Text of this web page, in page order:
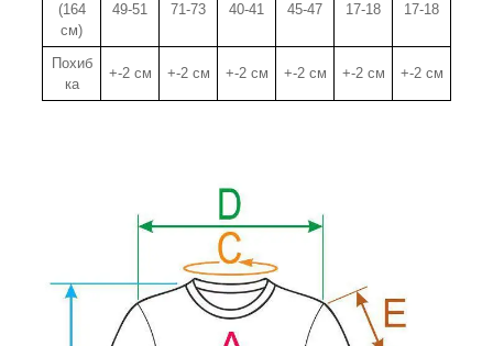
(164
см)
49-51 71-73 40-41 45-47 17-18 17-18
Похиб
ка
+-2 см +-2 см +-2 см +-2 см +-2 см +-2 см